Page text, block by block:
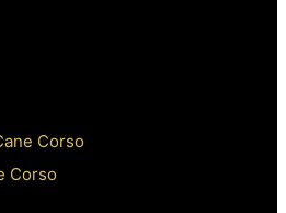
Corso
Corso